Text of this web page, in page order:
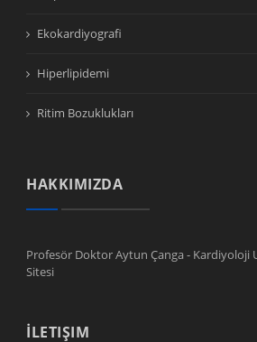
Ekokardiyografi
Hiperlipidemi
Ritim Bozuklukları
HAKKIMIZDA
Profesör Doktor Aytun Çanga - Kardiyoloji
Sitesi
İLETIŞIM